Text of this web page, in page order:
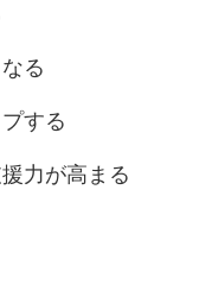
る
する
力が高まる